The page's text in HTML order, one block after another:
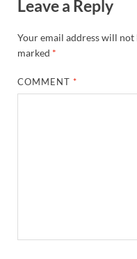
Leave a Reply
Your email address will not
marked *
COMMENT*